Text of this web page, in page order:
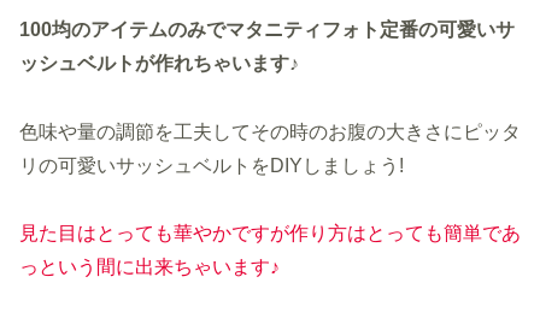
100均のアイテムのみでマタニティフォト定番の可愛いサ
ッシュベルトが作れちゃいます♪
色味や量の調節を工夫してその時のお腹の大きさにピッタ
リの可愛いサッシュベルトをDIYしましょう!
見た目はとっても華やかですが作り方はとっても簡単であ
っという間に出来ちゃいます♪